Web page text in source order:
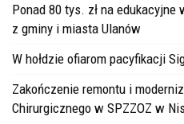
Ponad 80 tys. zł na
z gminy i miasta Ulanów
W hołdzie ofiarom pacyfikacji
Zakończenie remontu i
Chirurgicznego w SPZZOZ w